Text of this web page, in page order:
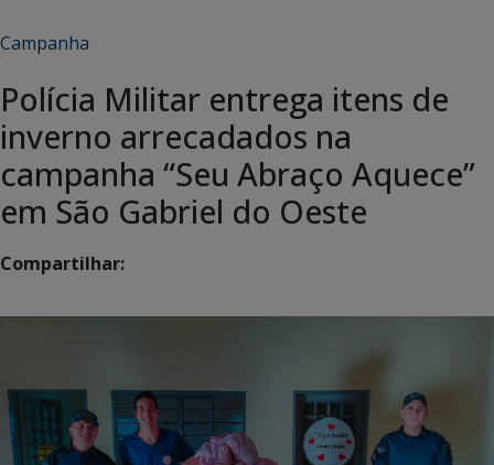
Campanha
Polícia Militar entrega itens de
inverno arrecadados na
campanha “Seu Abraço Aquece”
em São Gabriel do Oeste
Compartilhar: